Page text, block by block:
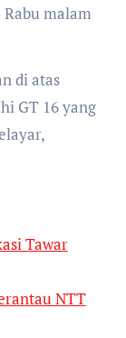
malam
di atas
GT 16 yang
Tawar
NTT